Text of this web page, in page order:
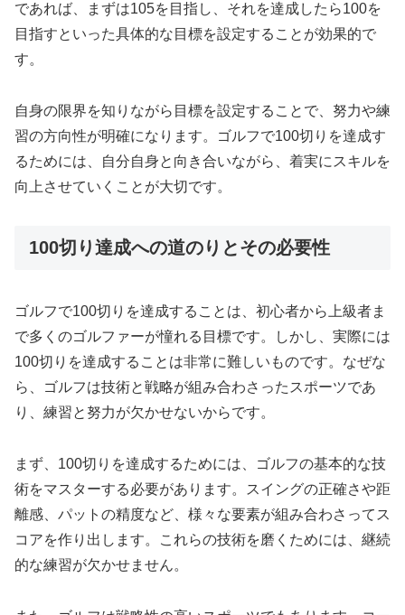
であれば、まずは105を目指し、それを達成したら100を
目指すといった具体的な目標を設定することが効果的で
す。
自身の限界を知りながら目標を設定することで、努力や練
習の方向性が明確になります。ゴルフで100切りを達成す
るためには、自分自身と向き合いながら、着実にスキルを
向上させていくことが大切です。
100切り達成への道のりとその必要性
ゴルフで100切りを達成することは、初心者から上級者ま
で多くのゴルファーが憧れる目標です。しかし、実際には
100切りを達成することは非常に難しいものです。なぜな
ら、ゴルフは技術と戦略が組み合わさったスポーツであ
り、練習と努力が欠かせないからです。
まず、100切りを達成するためには、ゴルフの基本的な技
術をマスターする必要があります。スイングの正確さや距
離感、パットの精度など、様々な要素が組み合わさってス
コアを作り出します。これらの技術を磨くためには、継続
的な練習が欠かせません。